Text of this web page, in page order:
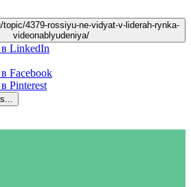
4379-rossiyu-ne-vidyat-v-liderah-rynka-
videonablyudeniya/
LinkedIn
Facebook
Pinterest